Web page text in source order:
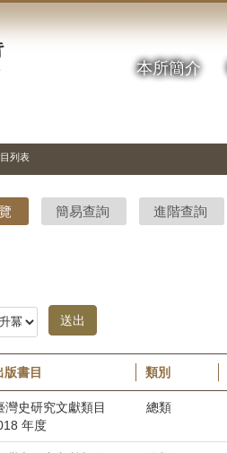
本所簡介
列表
簡易查詢 進階查詢
版書目 類別
灣史研究文獻類目
年度
總類